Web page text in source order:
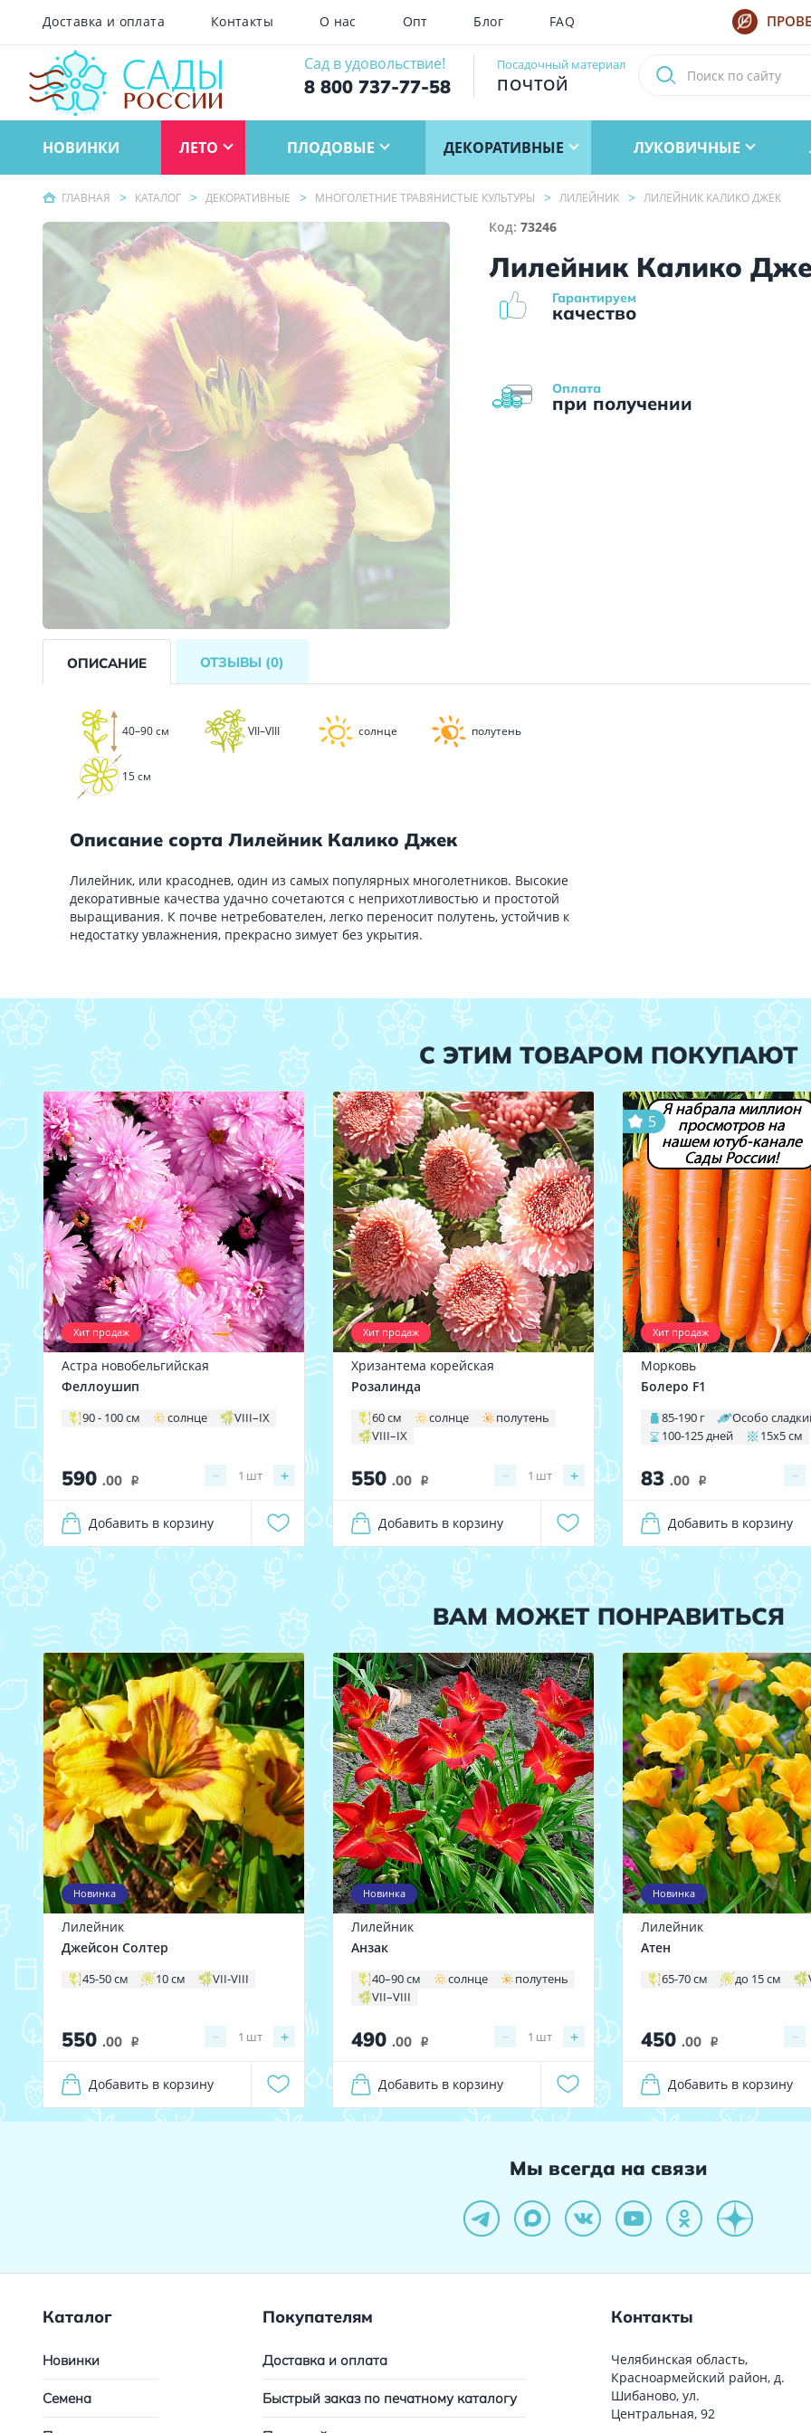
Доставка и оплата Контакты О нас Опт Блог FAQ
Сад в удовольствие!
8 800 737-77-58
Посадочный материал
ПОЧТОЙ
НОВИНКИ ЛЕТО ПЛОДОВЫЕ ДЕКОРАТИВНЫЕ ЛУКОВИЧНЫЕ
ГЛАВНАЯ КАТАЛОГ ДЕКОРАТИВНЫЕ МНОГОЛЕТНИЕ ТРАВЯНИСТЫЕ КУЛЬТУРЫ ЛИЛЕЙНИК ЛИЛЕЙНИК КАЛИКО ДЖЕК
Код:73246
Лилейник Калико
Оплата
при получении
Гарантируем
качество
ОПИСАНИЕ ОТЗЫВЫ (0)
40–90 см VII–VIII солнце полутень
15 см
Описание сорта Лилейник Калико Джек
Лилейник, или красоднев, один из самых популярных многолетников. Высокие
декоративные качества удачно сочетаются с неприхотливостью и простотой
выращивания. К почве нетребователен, легко переносит полутень, устойчив к
недостатку увлажнения, прекрасно зимует без укрытия.
С ЭТИМ ТОВАРОМ ПОКУПАЮТ
Хит продаж
Астра новобельгийская
Феллоушип
90 - 100 см солнце VIII–IX
590 .00 i − +
1 шт
Добавить в корзину
Хит продаж
Хризантема корейская
Розалинда
60 см солнце
полутень
VIII–IX
550 .00 i − +
1 шт
Добавить в корзину
Я набрала миллион
просмотров на
нашем ютуб-канале
Сады России!
Хит продаж
5
Морковь
Болеро F1
85-190 г
Особо
100-125 дней
15х5 см
83 .00 i −
Добавить в корзину
ВАМ МОЖЕТ ПОНРАВИТЬСЯ
Новинка
Лилейник
Джейсон Солтер
45-50 см 10 см VII-VIII
550 .00 i − +
1 шт
Добавить в корзину
Новинка
Лилейник
Анзак
40–90 см солнце
полутень
VII–VIII
490 .00 i − +
1 шт
Добавить в корзину
Новинка
Лилейник
Атен
65-70 см до 15 см
450 .00 i −
Добавить в корзину
Мы всегда на связи
Каталог
Новинки
Семена
Покупателям
Доставка и оплата
Быстрый заказ по печатному каталогу
Контакты
Челябинская область,
Красноармейский район, д.
Шибаново, ул.
Центральная, 92